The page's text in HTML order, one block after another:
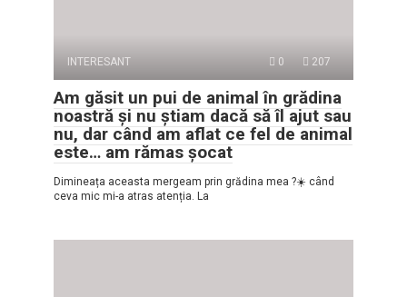
INTERESANT 0 207
Am găsit un pui de animal în grădina
noastră și nu știam dacă să îl ajut sau
nu, dar când am aflat ce fel de animal
este… am rămas șocat
Dimineața aceasta mergeam prin grădina mea ?☀️ când
ceva mic mi-a atras atenția. La